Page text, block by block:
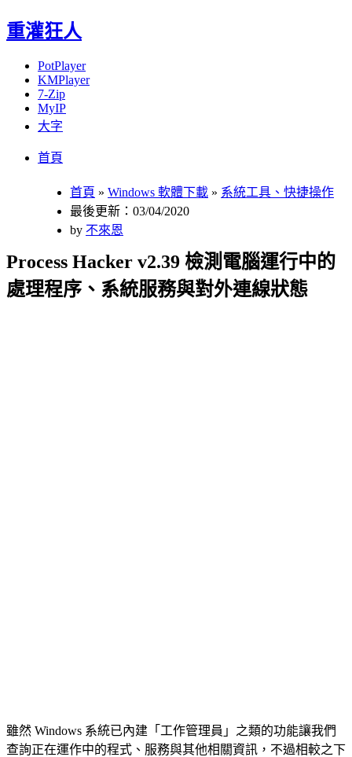
重灌狂人
PotPlayer
KMPlayer
7-Zip
MyIP
大字
首頁
首頁 » Windows 軟體下載 » 系統工具、快捷操作
最後更新：03/04/2020
by 不來恩
Process Hacker v2.39 檢測電腦運行中的
處理程序、系統服務與對外連線狀態
雖然 Windows 系統已內建「工作管理員」之類的功能讓我們
查詢正在運作中的程式、服務與其他相關資訊，不過相較之下